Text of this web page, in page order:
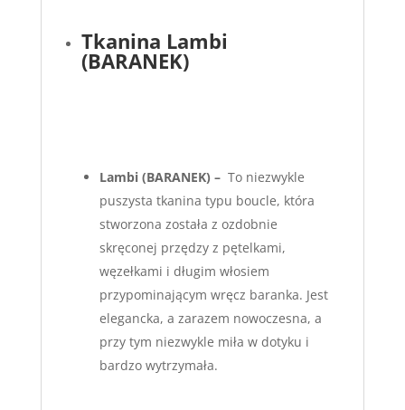
Tkanina Lambi
(BARANEK)
Lambi (BARANEK) – To niezwykle
puszysta tkanina typu boucle, która
stworzona została z ozdobnie
skręconej przędzy z pętelkami,
węzełkami i długim włosiem
przypominającym wręcz baranka. Jest
elegancka, a zarazem nowoczesna, a
przy tym niezwykle miła w dotyku i
bardzo wytrzymała.